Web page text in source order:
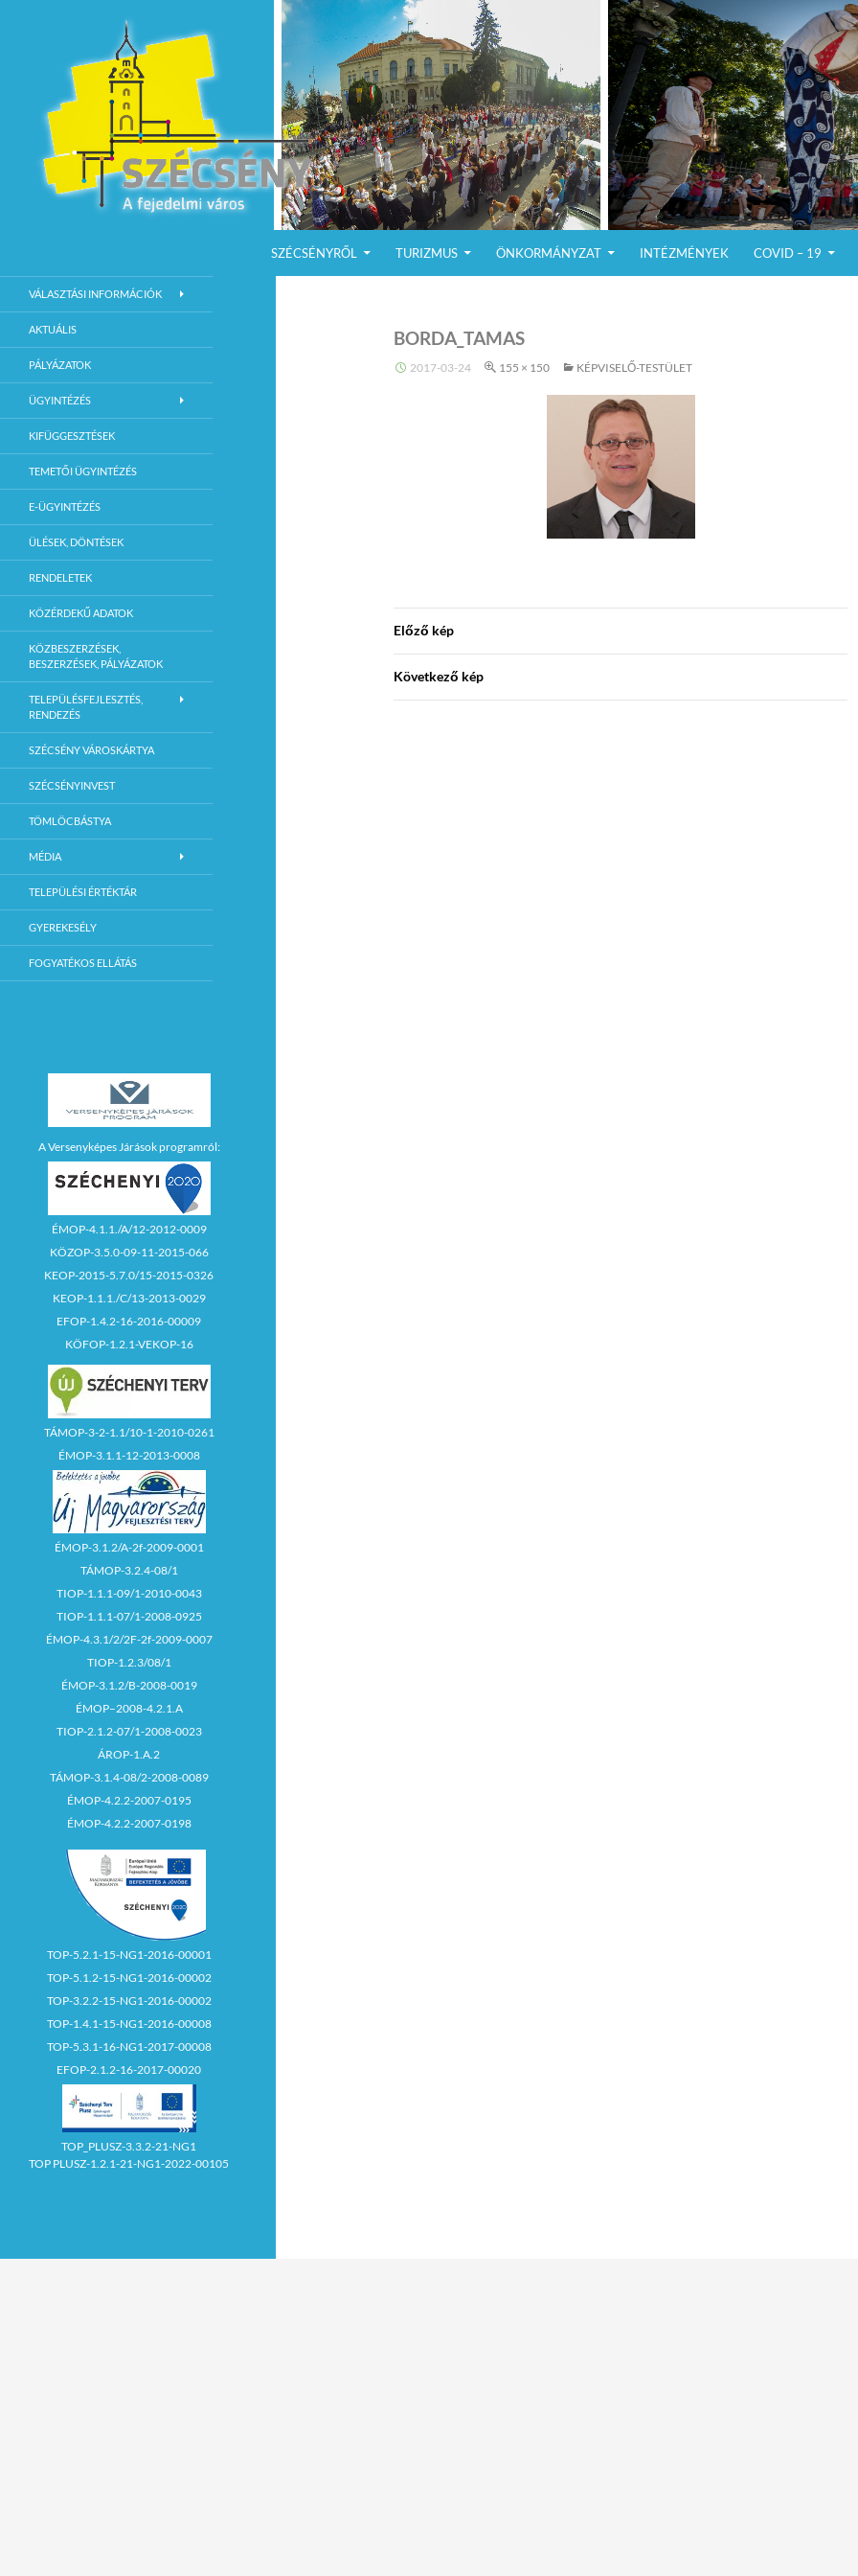
SZÉCSÉNYRŐL
TURIZMUS ÖNKORMÁNYZAT INTÉZMÉNYEK COVID – 19
BORDA_TAMAS
2017-03-24 155 × 150 KÉPVISELŐ-TESTÜLET
Előző kép
Következő kép
Szécsény Város Hivatalos Weboldala
VÁLASZTÁSI INFORMÁCIÓK
AKTUÁLIS
PÁLYÁZATOK
ÜGYINTÉZÉS
KIFÜGGESZTÉSEK
TEMETŐI ÜGYINTÉZÉS
E-ÜGYINTÉZÉS
ÜLÉSEK, DÖNTÉSEK
RENDELETEK
KÖZÉRDEKŰ ADATOK
KÖZBESZERZÉSEK,
BESZERZÉSEK, PÁLYÁZATOK
TELEPÜLÉSFEJLESZTÉS,
RENDEZÉS
SZÉCSÉNY VÁROSKÁRTYA
SZÉCSÉNYINVEST
TÖMLÖCBÁSTYA
MÉDIA
TELEPÜLÉSI ÉRTÉKTÁR
GYEREKESÉLY
FOGYATÉKOS ELLÁTÁS
A Versenyképes Járások programról:
ÉMOP-4.1.1./A/12-2012-0009
KÖZOP-3.5.0-09-11-2015-066
KEOP-2015-5.7.0/15-2015-0326
KEOP-1.1.1./C/13-2013-0029
EFOP-1.4.2-16-2016-00009
KÖFOP-1.2.1-VEKOP-16
TÁMOP-3-2-1.1/10-1-2010-0261
ÉMOP-3.1.1-12-2013-0008
ÉMOP-3.1.2/A-2f-2009-0001
TÁMOP-3.2.4-08/1
TIOP-1.1.1-09/1-2010-0043
TIOP-1.1.1-07/1-2008-0925
ÉMOP-4.3.1/2/2F-2f-2009-0007
TIOP-1.2.3/08/1
ÉMOP-3.1.2/B-2008-0019
ÉMOP–2008-4.2.1.A
TIOP-2.1.2-07/1-2008-0023
ÁROP-1.A.2
TÁMOP-3.1.4-08/2-2008-0089
ÉMOP-4.2.2-2007-0195
ÉMOP-4.2.2-2007-0198
TOP-5.2.1-15-NG1-2016-00001
TOP-5.1.2-15-NG1-2016-00002
TOP-3.2.2-15-NG1-2016-00002
TOP-1.4.1-15-NG1-2016-00008
TOP-5.3.1-16-NG1-2017-00008
EFOP-2.1.2-16-2017-00020
TOP_PLUSZ-3.3.2-21-NG1
TOP PLUSZ-1.2.1-21-NG1-2022-00105